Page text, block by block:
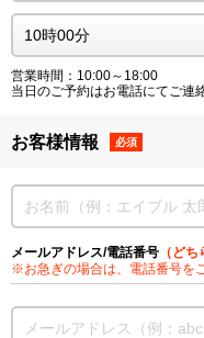
営業時間：10:00～18:00
当日のご予約はお電話にてご連
お客様情報 必須
メールアドレス/電話番号 （ど
※お急ぎの場合は、電話番号を